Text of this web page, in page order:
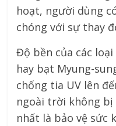
hoạt, người dùng
chóng với sự thay
Độ bền của các loại
hay bạt Myung-
chống tia UV lên
ngoài trời không bị
nhất là bảo vệ sức